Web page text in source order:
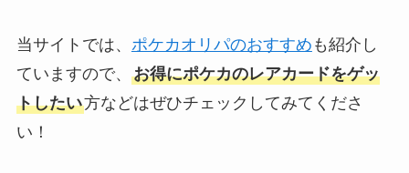
当サイトでは、 ポケカオリパのおすすめ も紹介し
ていますので、 お得にポケカのレアカードをゲッ
トしたい方などはぜひチェックしてみてくださ
い！